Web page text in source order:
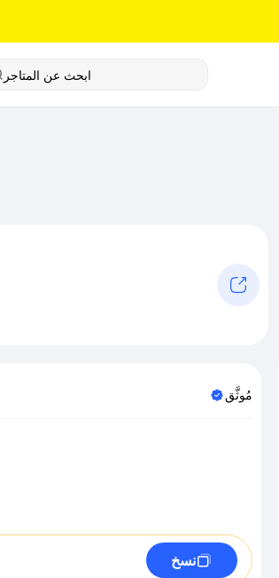
ابحث عن المتاجر
مُوثَّق
نسخ